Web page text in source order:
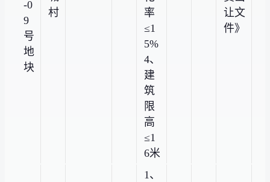
-0
9
号
地
块
村
率
≤1
5%
4、
建
筑
限
高
≤1
6米
让文
件》
1、